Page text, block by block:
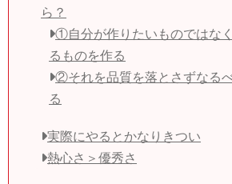
ら？
①自分が作りたいものではな
るものを作る
②それを品質を落とさずなる
る
実際にやるとかなりきつい
熱心さ＞優秀さ